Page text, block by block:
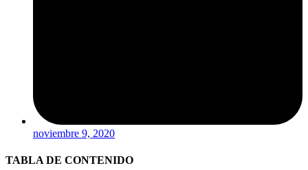
noviembre 9, 2020
TABLA DE CONTENIDO